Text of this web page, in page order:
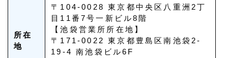
所在
地
〒104-0028 東京都中央区八重洲2丁
目11番7号一新ビル8階
【池袋営業所所在地】
〒171-0022 東京都豊島区南池袋2-
19-4 南池袋ビル6F